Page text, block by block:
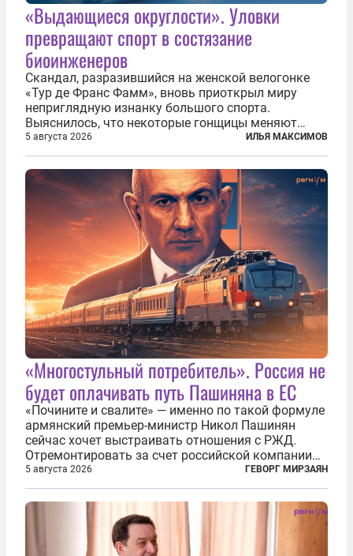
«Выдающиеся округлости». Уловки
превращают спорт в состязание
биоинженеров
Скандал, разразившийся на женской велогонке
«Тур де Франс Фамм», вновь приоткрыл миру
неприглядную изнанку большого спорта.
Выяснилось, что некоторые гонщицы меняют
размер груди ради улучшения аэродинамики. За
фасадом труда, мастерства, упорства и
благородства, которые мы привыкли
ассоциировать с...
5 августа 2026 ИЛЬЯ МАКСИМОВ
«Многостульный потребитель». Россия не
будет оплачивать путь Пашиняна в ЕС
«Почините и свалите» — именно по такой формуле
армянский премьер-министр Никол Пашинян
сейчас хочет выстраивать отношения с РЖД.
Отремонтировать за счет российской компании
железнодорожную инфраструктуру в районе
прохождения TRIPP (коридора, который должен
связать Азербайджан и Турцию через...
5 августа 2026 ГЕВОРГ МИРЗАЯН